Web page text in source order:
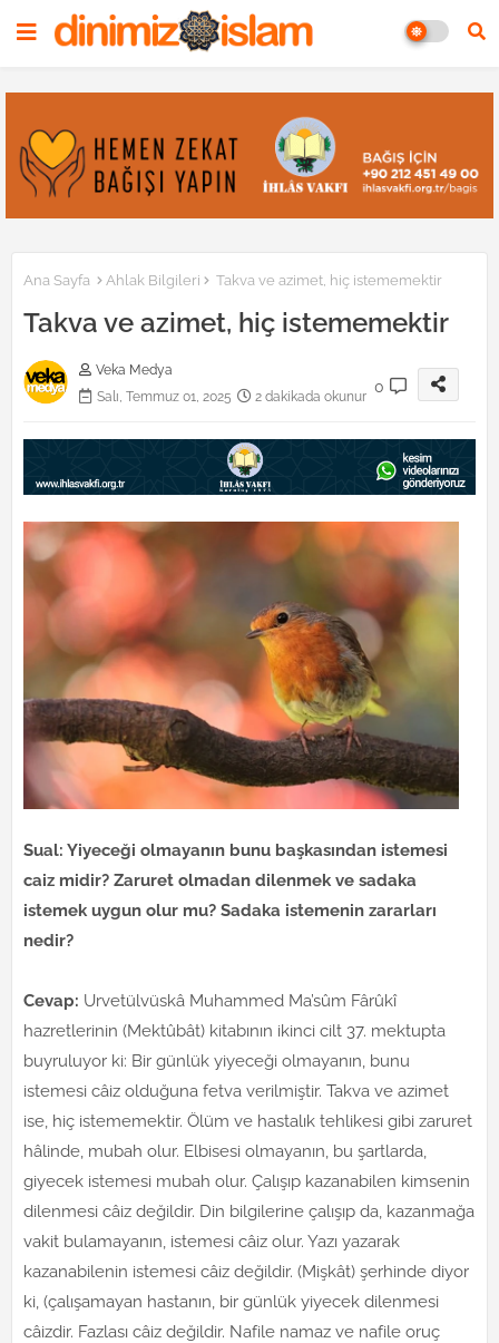
Ana Sayfa Ahlak Bilgileri Takva ve azimet, hiç istememektir
Takva ve azimet, hiç istememektir
Veka Medya
Salı, Temmuz 01, 2025
2 dakikada okunur
0
Sual: Yiyeceği olmayanın bunu başkasından istemesi
caiz midir? Zaruret olmadan dilenmek ve sadaka
istemek uygun olur mu? Sadaka istemenin zararları
nedir?
Cevap: Urvetülvüskâ Muhammed Ma’sûm Fârûkî
hazretlerinin (Mektûbât) kitabının ikinci cilt 37. mektupta
buyruluyor ki: Bir günlük yiyeceği olmayanın, bunu
istemesi câiz olduğuna fetva verilmiştir. Takva ve azimet
ise, hiç istememektir. Ölüm ve hastalık tehlikesi gibi zaruret
hâlinde, mubah olur. Elbisesi olmayanın, bu şartlarda,
giyecek istemesi mubah olur. Çalışıp kazanabilen kimsenin
dilenmesi câiz değildir. Din bilgilerine çalışıp da, kazanmağa
vakit bulamayanın, istemesi câiz olur. Yazı yazarak
kazanabilenin istemesi câiz değildir. (Mişkât) şerhinde diyor
ki, (çalışamayan hastanın, bir günlük yiyecek dilenmesi
câizdir. Fazlası câiz değildir. Nafile namaz ve nafile oruç